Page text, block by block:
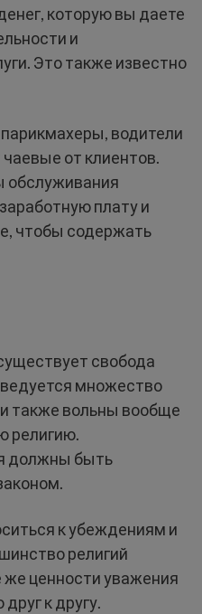
которую вы даете
и
Это также известно
водители
от клиентов.
обслуживания
плату и
чтобы содержать
свобода
множество
также вольны вообще
религию.
должны быть
к убеждениям и
религий
ценности уважения
к другу.